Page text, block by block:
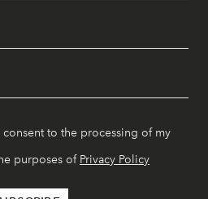
to the processing of my
purposes of Privacy Policy